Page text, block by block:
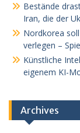
Bestände
Iran, die der
Nordkorea
verlegen –
Künstliche
eigenem KI-
Archives